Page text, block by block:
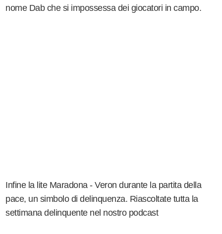
nome Dab che si impossessa dei giocatori in campo.
Infine la lite Maradona - Veron durante la partita della
pace, un simbolo di delinquenza. Riascoltate tutta la
settimana delinquente nel nostro podcast